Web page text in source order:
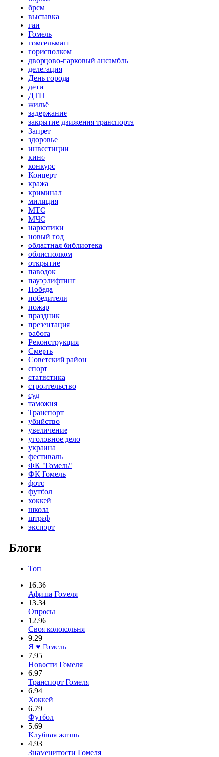
брсм
выставка
гаи
Гомель
гомсельмаш
горисполком
дворцово-парковый ансамбль
делегация
День города
дети
ДТП
жильё
задержание
закрытие движения транспорта
Запрет
здоровье
инвестиции
кино
конкурс
Концерт
кража
криминал
милиция
МТС
МЧС
наркотики
новый год
областная библиотека
облисполком
открытие
паводок
пауэрлифтинг
Победа
победители
пожар
праздник
презентация
работа
Реконструкция
Смерть
Советский район
спорт
статистика
строительство
суд
таможня
Транспорт
убийство
увеличение
уголовное дело
украина
фестиваль
ФК "Гомель"
ФК Гомель
фото
футбол
хоккей
школа
штраф
экспорт
Блоги
Топ
16.36
Афиша Гомеля
13.34
Опросы
12.96
Своя колокольня
9.29
Я ♥ Гомель
7.95
Новости Гомеля
6.97
Транспорт Гомеля
6.94
Хоккей
6.79
Футбол
5.69
Клубная жизнь
4.93
Знаменитости Гомеля